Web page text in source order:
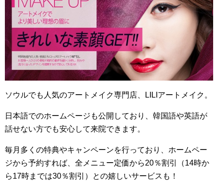
ソウルでも人気のアートメイク専門店、LILIアートメイク。
日本語でのホームページも公開しており、韓国語や英語が
話せない方でも安心して来院できます。
毎月多くの特典やキャンペーンを行っており、ホームペー
ジから予約すれば、全メニュー定価から20％割引（14時か
ら17時までは30％割引）との嬉しいサービスも！